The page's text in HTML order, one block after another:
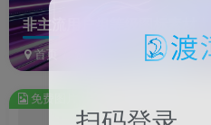
非主流用户组等级图标素材
首页 图片资源 正文
免费图片